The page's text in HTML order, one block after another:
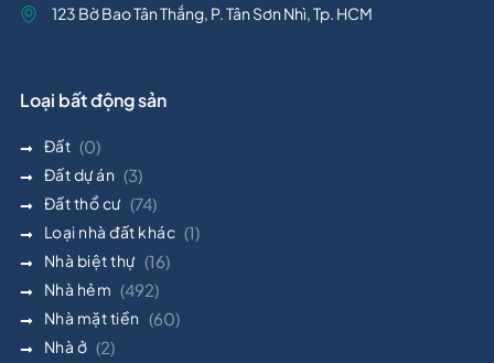
123 Bờ Bao Tân Thắng, P. Tân Sơn Nhì, Tp. HCM
Loại bất động sản
Đất (0)
Đất dự án (3)
Đất thổ cư (74)
Loại nhà đất khác (1)
Nhà biệt thự (16)
Nhà hẻm (492)
Nhà mặt tiền (60)
Nhà ở (2)